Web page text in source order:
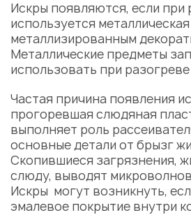
Искры появляются, если при
используется
металлизированным
Металлические предметы
использовать при
Частая причина появления
прогоревшая слюдяная
выполняет роль
основные детали от брызг
Скопившиеся загрязнения,
слюду, выводят
Искры могут возникнуть,
эмалевое покрытие внутри